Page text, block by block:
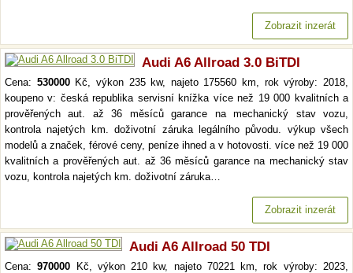
Zobrazit inzerát
Audi A6 Allroad 3.0 BiTDI
Cena: 530000Kč, výkon 235 kw, najeto 175560 km, rok výroby: 2018,
koupeno v: česká republika servisní knížka více než 19 000 kvalitních a
prověřených aut. až 36 měsíců garance na mechanický stav vozu,
kontrola najetých km. doživotní záruka legálního původu. výkup všech
modelů a značek, férové ceny, peníze ihned a v hotovosti. více než 19 000
kvalitních a prověřených aut. až 36 měsíců garance na mechanický stav
vozu, kontrola najetých km. doživotní záruka…
Zobrazit inzerát
Audi A6 Allroad 50 TDI
Cena:970000 Kč, výkon 210 kw, najeto 70221 km, rok výroby: 2023,